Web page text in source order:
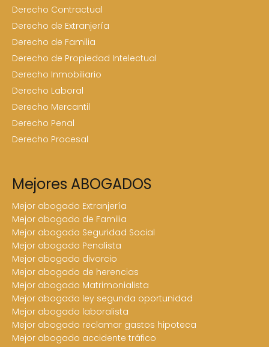
Derecho Contractual
Derecho de Extranjería
Derecho de Familia
Derecho de Propiedad Intelectual
Derecho Inmobiliario
Derecho Laboral
Derecho Mercantil
Derecho Penal
Derecho Procesal
Mejores ABOGADOS
Mejor abogado Extranjería
Mejor abogado de Familia
Mejor abogado Seguridad Social
Mejor abogado Penalista
Mejor abogado divorcio
Mejor abogado de herencias
Mejor abogado Matrimonialista
Mejor abogado ley segunda oportunidad
Mejor abogado laboralista
Mejor abogado reclamar gastos hipoteca
Mejor abogado accidente tráfico